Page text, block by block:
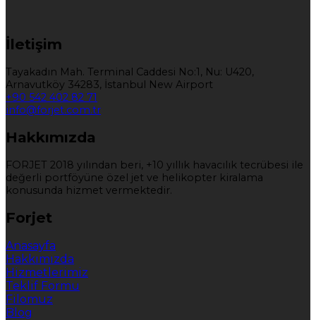
İletişim
Tayakadın Mah. Terminal Caddesi No:1, Nu: U420,
Arnavutköy 34283, İstanbul New Airport
+90 542 402 82 71
info@forjet.com.tr
Hakkımızda
FORJET 2018 yılından beri, +10 yıllık havacılık tecrübesi ile
değerli portföyüne özel jet ve helikopter kiralama
konusunda hizmet vermektedir.
Forjet
Anasayfa
Hakkımızda
Hizmetlerimiz
Teklif Formu
Filomuz
Blog